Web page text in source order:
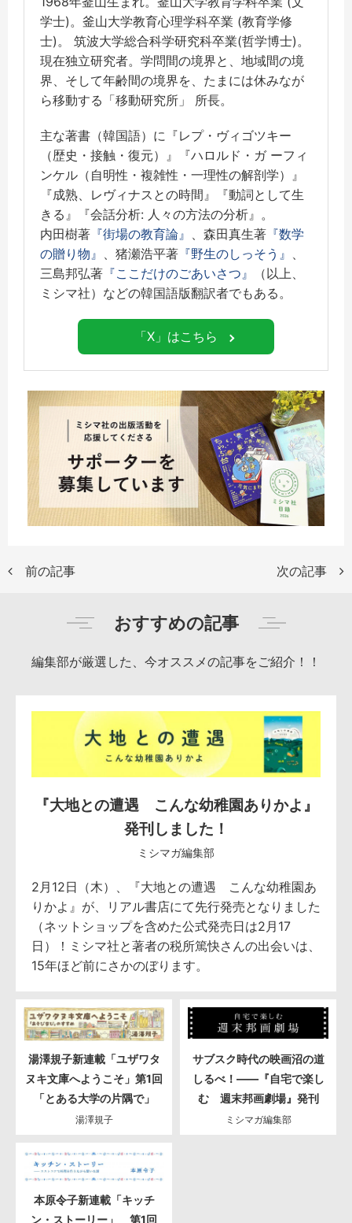
学士)。釜山大学教育心理学科卒業 (教育学修
士)。 筑波大学総合科学研究科卒業(哲学博士)。
現在独立研究者。学問間の境界と、地域間の境
界、そして年齢間の境界を、たまには休みなが
ら移動する「移動研究所」 所長。
主な著書（韓国語）に『レプ・ヴィゴツキー
（歴史・接触・復元）』『ハロルド・ガ ーフィ
ンケル（自明性・複雑性・一理性の解剖学）』
『成熟、レヴィナスとの時間』『動詞として生
きる』『会話分析: 人々の方法の分析』。
内田樹著 『街場の教育論』 、森田真生著 『数学
の贈り物』
、猪瀬浩平著 『野生のしっそう』
三島邦弘著 『ここだけのごあいさつ』
（以上、
ミシマ社）などの韓国語版翻訳者でもある。
「X」はこちら
前の記事 次の記事
おすすめの記事
編集部が厳選した、今オススメの記事をご紹介！！
『大地との遭遇 こんな幼稚園ありかよ』
発刊しました！
ミシマガ編集部
2月12日（木）、『大地との遭遇 こんな幼稚園あ
りかよ』が、リアル書店にて先行発売となりました
（ネットショップを含めた公式発売日は2月17
日）！ミシマ社と著者の税所篤快さんの出会いは、
15年ほど前にさかのぼります。
湯澤規子新連載「ユザワタ
ヌキ文庫へようこそ」第1回
「とある大学の片隅で」
湯澤規子
サブスク時代の映画沼の道
しるべ！――『自宅で楽し
む 週末邦画劇場』発刊
ミシマガ編集部
本原令子新連載「キッチ
ン・ストーリー」 第1回